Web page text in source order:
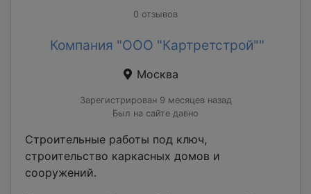
0 отзывов
Компания "ООО "Картретстрой""
Москва
Зарегистрирован 9 месяцев назад
Был на сайте давно
Строительные работы под ключ,
строительство каркасных домов и
сооружений.